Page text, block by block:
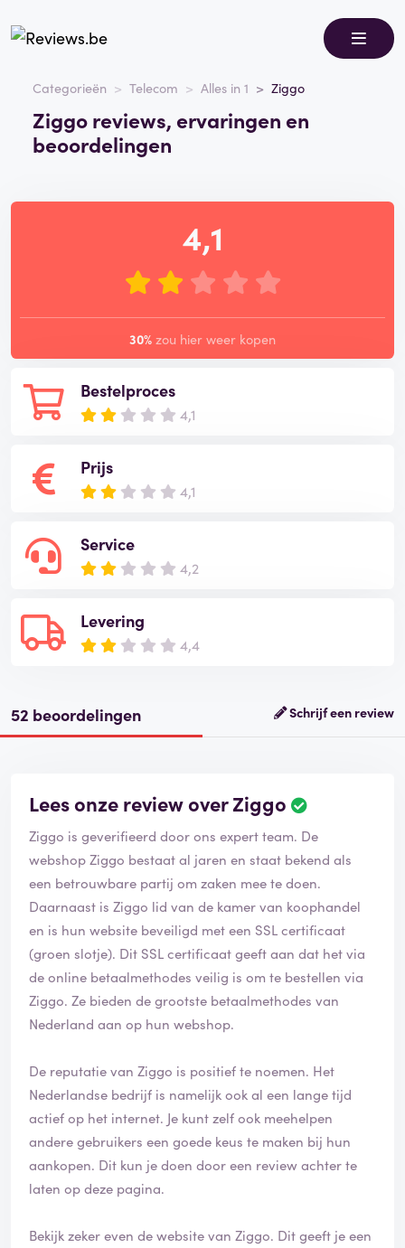
Categorieën Telecom Alles in 1 Ziggo
Ziggo reviews, ervaringen en
beoordelingen
Bestelproces
4,1
Prijs
4,1
Service
4,2
Levering
4,4
4,1
30% zou hier weer kopen
52 beoordelingen Schrijf een review
Lees onze review over Ziggo
Ziggo is geverifieerd door ons expert team. De
webshop Ziggo bestaat al jaren en staat bekend als
een betrouwbare partij om zaken mee te doen.
Daarnaast is Ziggo lid van de kamer van koophandel
en is hun website beveiligd met een SSL certificaat
(groen slotje). Dit SSL certificaat geeft aan dat het via
de online betaalmethodes veilig is om te bestellen via
Ziggo. Ze bieden de grootste betaalmethodes van
Nederland aan op hun webshop.
De reputatie van Ziggo is positief te noemen. Het
Nederlandse bedrijf is namelijk ook al een lange tijd
actief op het internet. Je kunt zelf ook meehelpen
andere gebruikers een goede keus te maken bij hun
aankopen. Dit kun je doen door een review achter te
laten op deze pagina.
Bekijk zeker even de website van Ziggo. Dit geeft je een